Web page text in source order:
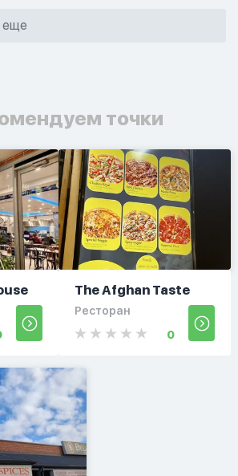
еще
точки
The Afghan Taste
Ресторан
0